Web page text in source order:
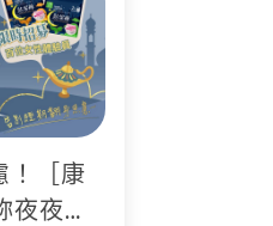
！［康
夜夜好